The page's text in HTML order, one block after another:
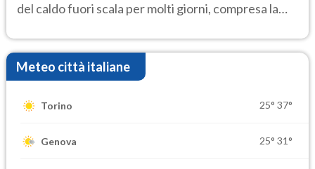
del caldo fuori scala per molti giorni, compresa la
Meteo città italiane
Torino 25° 37°
Genova 25° 31°